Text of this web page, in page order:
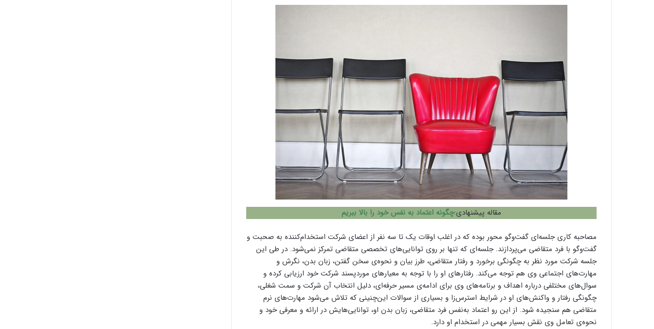
مقاله پیشنهادی:چگونه اعتماد به نفس خود را بالا ببریم
مصاحبه کاری جلسه‌ای گفت‌وگو محور بوده که در اغلب اوقات یک تا سه نفر از اعضای شرکت استخدام‌کننده به صحبت و
گفت‌وگو با فرد متقاضی می‌پردازند. جلسه‌ای که تنها بر روی توانایی‌های تخصصی متقاضی تمرکز نمی‌شود. در طی این
جلسه شرکت مورد نظر به چگونگی برخورد و رفتار متقاضی، طرز بیان و نحوه‌ی سخن گفتن، زبان بدن، نگرش و
مهارت‌های اجتماعی وی هم توجه می‌کند. رفتارهای او را با توجه به معیارهای موردپسند شرکت خود ارزیابی کرده و
سوال‌های مختلفی درباره اهداف و برنامه‌های وی برای ادامه‌ی مسیر حرفه‌ای، دلیل انتخاب آن شرکت و سمت شغلی،
چگونگی رفتار و واکنش‌های او در شرایط استرس‌زا و بسیاری از سوالات این‌چنینی که تلاش می‌شود مهارت‌های نرم
متقاضی هم سنجیده شود. از این رو اعتماد به‌نفس فرد متقاضی، زبان بدن او، توانایی‌هایش در ارائه و معرفی خود و
نحوه‌ی تعامل وی نقش بسیار مهمی در استخدام او دارد.